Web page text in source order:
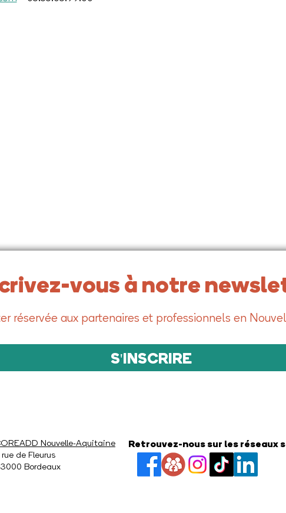
vous à notre
réservée aux partenaires et professionnels en
S'INSCRIRE
Nouvelle-Aquitaine
de Fleurus
Bordeaux
Retrouvez-nous sur les réseaux